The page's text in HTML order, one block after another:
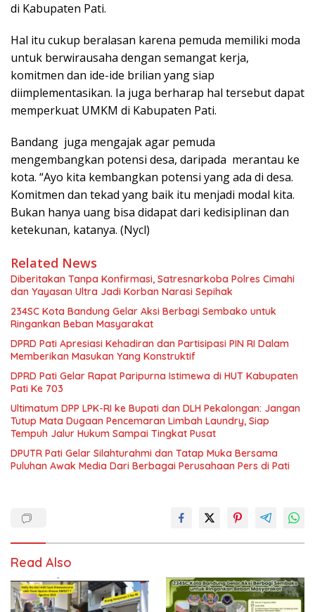
di Kabupaten Pati.
Hal itu cukup beralasan karena pemuda memiliki moda
untuk berwirausaha dengan semangat kerja,
komitmen dan ide-ide brilian yang siap
diimplementasikan. Ia juga berharap hal tersebut dapat
memperkuat UMKM di Kabupaten Pati.
Bandang juga mengajak agar pemuda
mengembangkan potensi desa, daripada merantau ke
kota. “Ayo kita kembangkan potensi yang ada di desa.
Komitmen dan tekad yang baik itu menjadi modal kita.
Bukan hanya uang bisa didapat dari kedisiplinan dan
ketekunan, katanya. (Nycl)
Related News
Diberitakan Tanpa Konfirmasi, Satresnarkoba Polres Cimahi
dan Yayasan Ultra Jadi Korban Narasi Sepihak
234SC Kota Bandung Gelar Aksi Berbagi Sembako untuk
Ringankan Beban Masyarakat
DPRD Pati Apresiasi Kehadiran dan Partisipasi PIN RI Dalam
Memberikan Masukan Yang Konstruktif
DPRD Pati Gelar Rapat Paripurna Istimewa di HUT Kabupaten
Pati Ke 703
Ultimatum DPP LPK-RI ke Bupati dan DLH Pekalongan: Jangan
Tutup Mata Dugaan Pencemaran Limbah Laundry, Siap
Tempuh Jalur Hukum Sampai Tingkat Pusat
DPUTR Pati Gelar Silahturahmi dan Tatap Muka Bersama
Puluhan Awak Media Dari Berbagai Perusahaan Pers di Pati
Read Also